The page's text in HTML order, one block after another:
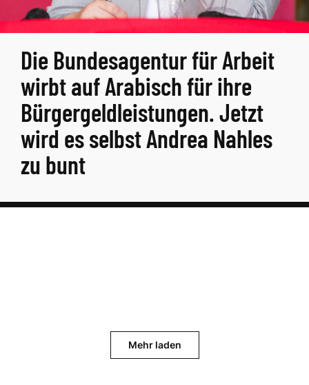
Die Bundesagentur für Arbeit
wirbt auf Arabisch für ihre
Bürgergeldleistungen. Jetzt
wird es selbst Andrea Nahles
zu bunt
Mehr laden